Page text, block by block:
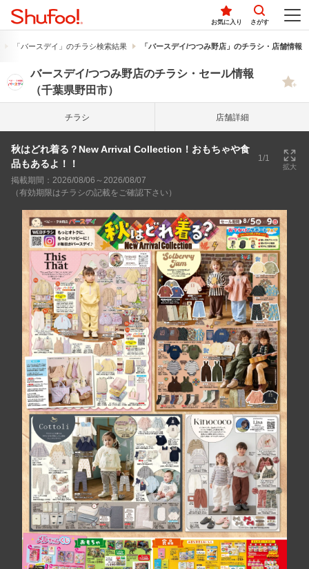
お気に入り さがす
「バースデイ」のチラシ検索結果 「バースデイ/つつみ野店」のチラシ・店舗情報
バースデイ/つつみ野店のチラシ・セール情報
（千葉県野田市）
チラシ 店舗詳細
秋はどれ着る？New Arrival Collection！おもちゃや食
品もあるよ！！
1/1
拡大
掲載期間：2026/08/06～2026/08/07
（有効期限はチラシの記載をご確認下さい）